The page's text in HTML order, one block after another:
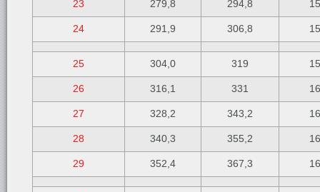
23 279,8 294,8
24 291,9 306,8
25 304,0 319
26 316,1 331
27 328,2 343,2
28 340,3 355,2
29 352,4 367,3